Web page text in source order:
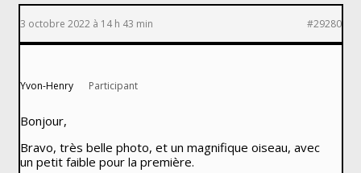
3 octobre 2022 à 14 h 43 min #29280
Yvon-Henry Participant
Bonjour,
Bravo, très belle photo, et un magnifique oiseau, avec
un petit faible pour la première.